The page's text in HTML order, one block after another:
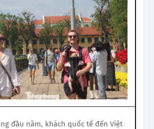
đầu năm, khách quốc tế đến Việt